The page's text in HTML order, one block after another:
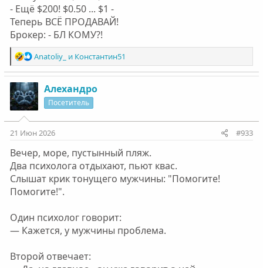
- Ещё $200! $0.50 ... $1 -
Теперь ВСЁ ПРОДАВАЙ!
Брокер: - БЛ КОМУ?!
Р
е
а
к
ц
и
и
:
Anatoliy_ и Константин51
Алехандро
Посетитель
21 Июн 2026 #933
Вечер, море, пустынный пляж.
Два психолога отдыхают, пьют квас.
Слышат крик тонущего мужчины: "Помогите!
Помогите!".
Один психолог говорит:
— Кажется, у мужчины проблема.
Второй отвечает: